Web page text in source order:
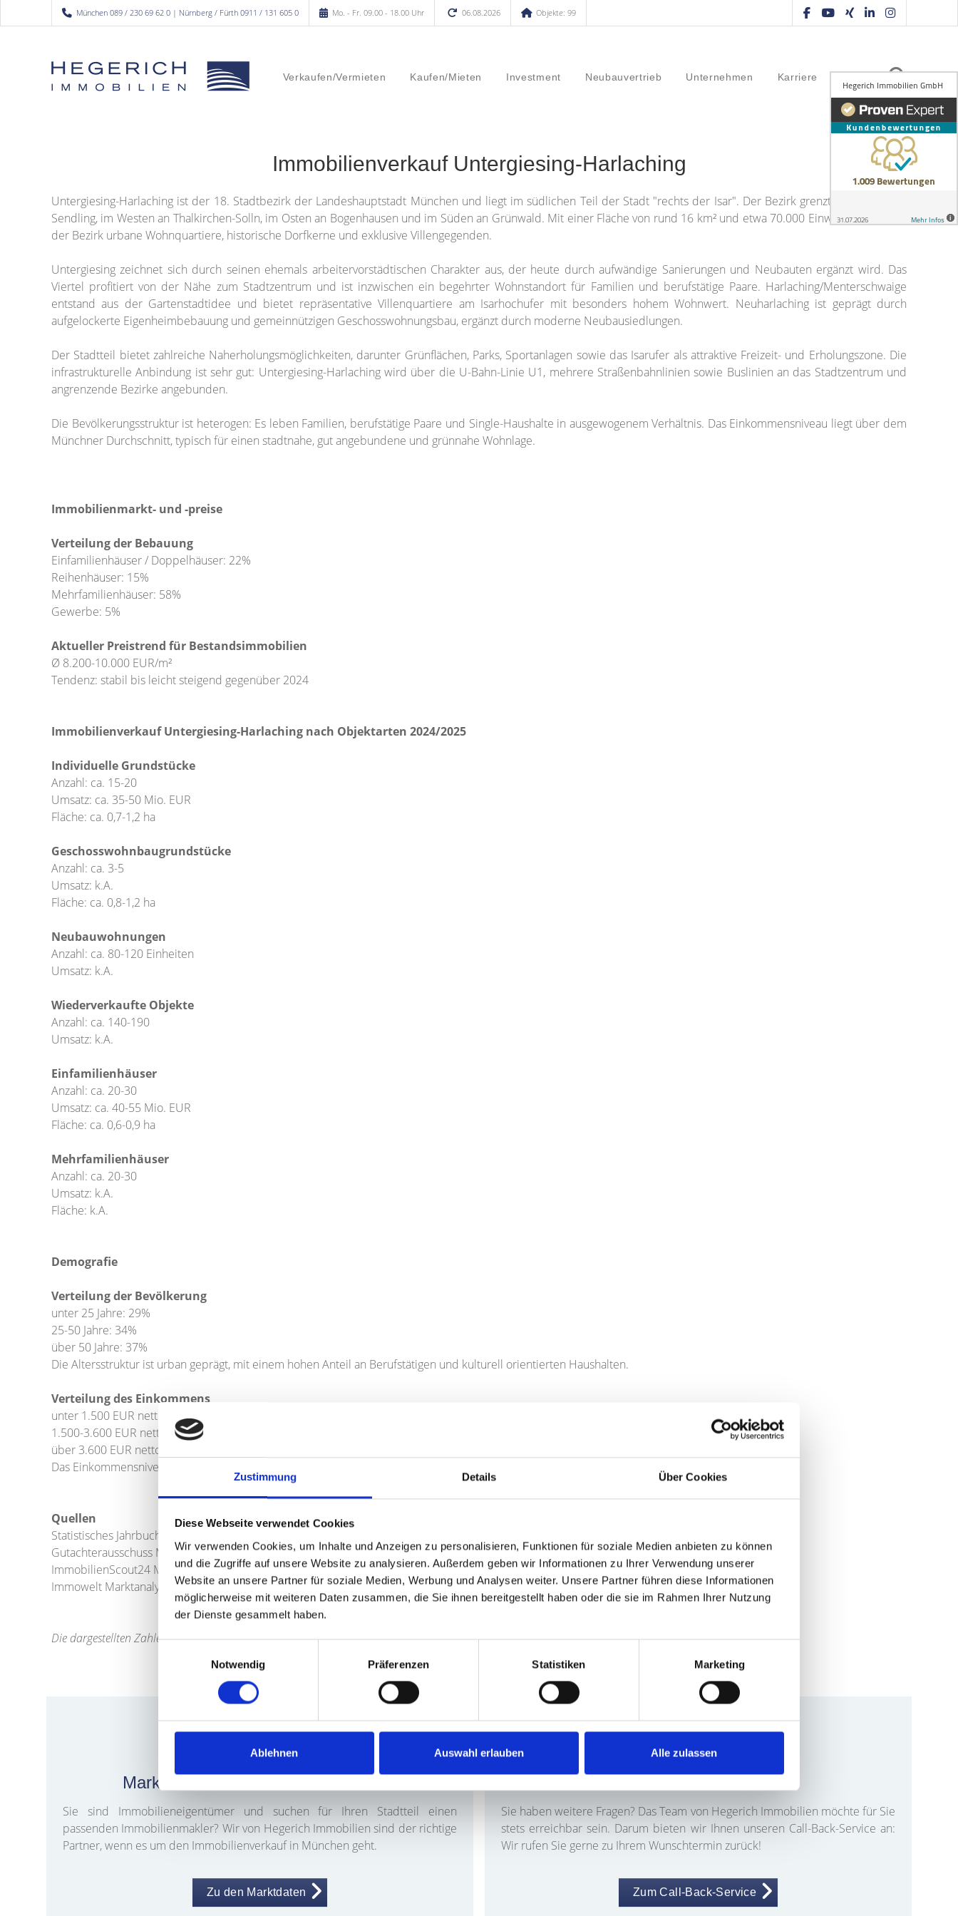
Zustimmung Details Über Cookies
Diese Webseite verwendet Cookies
Wir verwenden Cookies, um Inhalte und Anzeigen zu personalisieren, Funktionen für soziale Medien anbieten zu können
und die Zugriffe auf unsere Website zu analysieren. Außerdem geben wir Informationen zu Ihrer Verwendung unserer
Website an unsere Partner für soziale Medien, Werbung und Analysen weiter. Unsere Partner führen diese Informationen
möglicherweise mit weiteren Daten zusammen, die Sie ihnen bereitgestellt haben oder die sie im Rahmen Ihrer Nutzung
der Dienste gesammelt haben.
Notwendig
Präferenzen Statistiken Marketing
Ablehnen Auswahl erlauben Alle zulassen
München 089 / 230 69 62 0 | Nürnberg / Fürth 0911 / 131 605 0 Mo. - Fr. 09.00 - 18.00 Uhr 06.08.2026 Objekte: 99
Verkaufen/Vermieten Kaufen/Mieten Investment Neubauvertrieb Unternehmen Karriere
Immobilienverkauf Untergiesing-Harlaching
Untergiesing-Harlaching ist der 18. Stadtbezirk der Landeshauptstadt München und liegt im südlichen Teil der Stadt "rechts der Isar". Der Bezirk grenzt im Norden an
Sendling, im Westen an Thalkirchen-Solln, im Osten an Bogenhausen und im Süden an Grünwald. Mit einer Fläche von rund 16 km² und etwa 70.000 Einwohnern vereint
der Bezirk urbane Wohnquartiere, historische Dorfkerne und exklusive Villengegenden.
Untergiesing zeichnet sich durch seinen ehemals arbeitervorstädtischen Charakter aus, der heute durch aufwändige Sanierungen und Neubauten ergänzt wird. Das
Viertel profitiert von der Nähe zum Stadtzentrum und ist inzwischen ein begehrter Wohnstandort für Familien und berufstätige Paare. Harlaching/Menterschwaige
entstand aus der Gartenstadtidee und bietet repräsentative Villenquartiere am Isarhochufer mit besonders hohem Wohnwert. Neuharlaching ist geprägt durch
aufgelockerte Eigenheimbebauung und gemeinnützigen Geschosswohnungsbau, ergänzt durch moderne Neubausiedlungen.
Der Stadtteil bietet zahlreiche Naherholungsmöglichkeiten, darunter Grünflächen, Parks, Sportanlagen sowie das Isarufer als attraktive Freizeit- und Erholungszone. Die
infrastrukturelle Anbindung ist sehr gut: Untergiesing-Harlaching wird über die U-Bahn-Linie U1, mehrere Straßenbahnlinien sowie Buslinien an das Stadtzentrum und
angrenzende Bezirke angebunden.
Die Bevölkerungsstruktur ist heterogen: Es leben Familien, berufstätige Paare und Single-Haushalte in ausgewogenem Verhältnis. Das Einkommensniveau liegt über dem
Münchner Durchschnitt, typisch für einen stadtnahe, gut angebundene und grünnahe Wohnlage.
Immobilienmarkt- und -preise
Verteilung der Bebauung
Einfamilienhäuser / Doppelhäuser: 22%
Reihenhäuser: 15%
Mehrfamilienhäuser: 58%
Gewerbe: 5%
Aktueller Preistrend für Bestandsimmobilien
Ø 8.200-10.000 EUR/m²
Tendenz: stabil bis leicht steigend gegenüber 2024
Immobilienverkauf Untergiesing-Harlaching nach Objektarten 2024/2025
Individuelle Grundstücke
Anzahl: ca. 15-20
Umsatz: ca. 35-50 Mio. EUR
Fläche: ca. 0,7-1,2 ha
Geschosswohnbaugrundstücke
Anzahl: ca. 3-5
Umsatz: k.A.
Fläche: ca. 0,8-1,2 ha
Neubauwohnungen
Anzahl: ca. 80-120 Einheiten
Umsatz: k.A.
Wiederverkaufte Objekte
Anzahl: ca. 140-190
Umsatz: k.A.
Einfamilienhäuser
Anzahl: ca. 20-30
Umsatz: ca. 40-55 Mio. EUR
Fläche: ca. 0,6-0,9 ha
Mehrfamilienhäuser
Anzahl: ca. 20-30
Umsatz: k.A.
Fläche: k.A.
Demografie
Verteilung der Bevölkerung
unter 25 Jahre: 29%
25-50 Jahre: 34%
über 50 Jahre: 37%
Die Altersstruktur ist urban geprägt, mit einem hohen Anteil an Berufstätigen und kulturell orientierten Haushalten.
Verteilung des Einkommens
unter 1.500 EUR netto/Monat: 18%
1.500-3.600 EUR netto/Monat: 39%
über 3.600 EUR netto/Monat: 43%
Das Einkommensniveau liegt leicht über dem Münchner Durchschnitt, typisch für innenstadtnahe, etablierte Wohnlagen.
Quellen
Statistisches Jahrbuch der Landeshauptstadt München - Bevölkerungsfortschreibung 2025
Gutachterausschuss München - Marktberichte 2024/2025
ImmobilienScout24 MarktNavigator
Immowelt Marktanalysen
Die dargestellten Zahlen basieren auf aktuellen Marktinformationen und statistischen Quellen; Irrtümer und Änderungen vorbehalten.
Marktdaten zu Münchens Stadtteilen
Sie sind Immobilieneigentümer und suchen für Ihren Stadtteil einen
passenden Immobilienmakler? Wir von Hegerich Immobilien sind der richtige
Partner, wenn es um den Immobilienverkauf in München geht.
Zu den Marktdaten
Sie haben weitere Fragen? Das Team von Hegerich Immobilien möchte für Sie
stets erreichbar sein. Darum bieten wir Ihnen unseren Call-Back-Service an:
Wir rufen Sie gerne zu Ihrem Wunschtermin zurück!
Zum Call-Back-Service